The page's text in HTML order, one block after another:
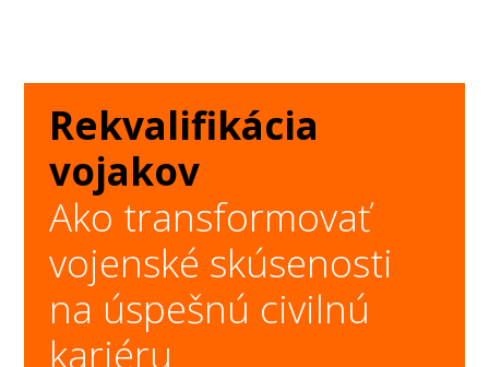
Rekvalifikácia
vojakov
Ako transformovať
vojenské skúsenosti
na úspešnú civilnú
kariéru